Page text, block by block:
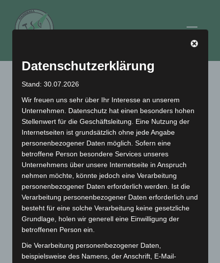
Inhalt
springen
Beachhandballturnier 2024
Datenschutzerklärung
Stand: 30.07.2026
Wir freuen uns sehr über Ihr Interesse an unserem
Unternehmen. Datenschutz hat einen besonders hohen
Stellenwert für die Geschäftsleitung. Eine Nutzung der
Internetseiten ist grundsätzlich ohne jede Angabe
personenbezogener Daten möglich. Sofern eine
betroffene Person besondere Services unseres
Unternehmens über unsere Internetseite in Anspruch
nehmen möchte, könnte jedoch eine Verarbeitung
personenbezogener Daten erforderlich werden. Ist die
Verarbeitung personenbezogener Daten erforderlich und
besteht für eine solche Verarbeitung keine gesetzliche
Grundlage, holen wir generell eine Einwilligung der
betroffenen Person ein.
Die Verarbeitung personenbezogener Daten,
beispielsweise des Namens, der Anschrift, E-Mail-